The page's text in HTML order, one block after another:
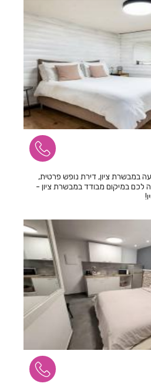
במבשרת ציון, דירת נופש פרטית,
לכם במיקום מבודד במבשרת ציון -